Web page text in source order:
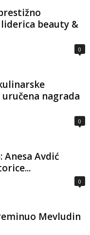
beauty &
0
nagrada
0
Anesa Avdić
0
Mevludin